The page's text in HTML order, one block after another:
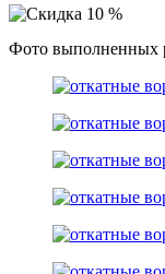
Фото выполненных